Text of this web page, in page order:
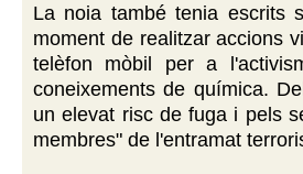
La noia també tenia escrits
moment de realitzar accions
telèfon mòbil per a
coneixements de química.
un elevat risc de fuga i pels
membres" de l'entramat